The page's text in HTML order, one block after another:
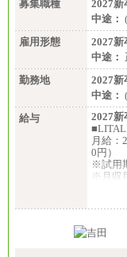
募集職種
2027新
中途：
雇用形態
2027新
中途：
勤務地
2027新
中途：
給与
2027新
月給：
0円）
※試用
※月収
夜勤回
条件あ